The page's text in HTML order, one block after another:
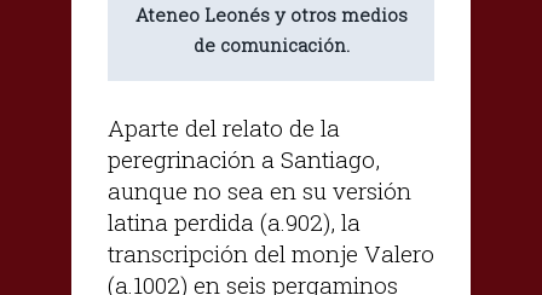
Ateneo Leonés y otros medios
de comunicación.
Aparte del relato de la
peregrinación a Santiago,
aunque no sea en su versión
latina perdida (a.902), la
transcripción del monje Valero
(a.1002) en seis pergaminos